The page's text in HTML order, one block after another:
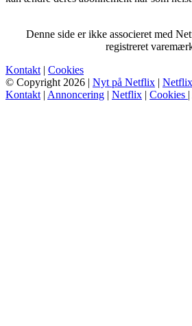
Denne side er ikke associeret med
registreret
Kontakt | Cookies
© Copyright 2026 | Nyt på Netflix |
Kontakt | Annoncering | Netflix | Cookies